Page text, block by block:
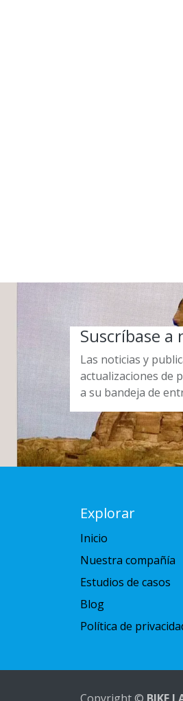
Suscríbase
Las noticias y
actualizaciones de
a su bandeja de
Explorar
Inicio
Nuestra compañía
Estudios de casos
Blog
Política de